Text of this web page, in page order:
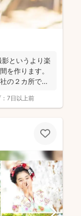
というより楽
を作ります。
の２カ所で撮
7日以上前